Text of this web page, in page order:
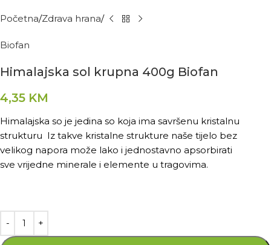
Početna Zdrava hrana
Biofan
Himalajska sol krupna 400g Biofan
4,35 KM
Himalajska so je jedina so koja ima savršenu kristalnu
strukturu Iz takve kristalne strukture naše tijelo bez
velikog napora može lako i jednostavno apsorbirati
sve vrijedne minerale i elemente u tragovima.